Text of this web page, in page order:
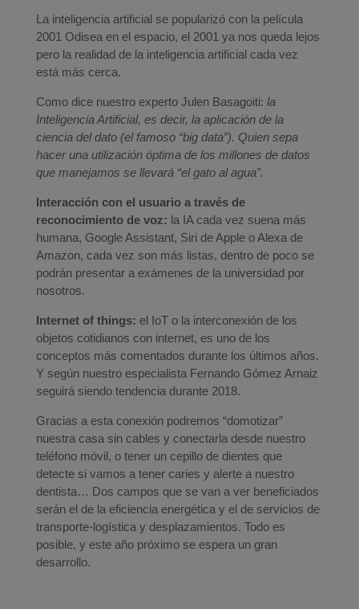
La inteligencia artificial se popularizó con la película
2001 Odisea en el espacio, el 2001 ya nos queda lejos
pero la realidad de la inteligencia artificial cada vez
está más cerca.
Como dice nuestro experto Julen Basagoiti: la
Inteligencia Artificial, es decir, la aplicación de la
ciencia del dato (el famoso “big data”). Quien sepa
hacer una utilización óptima de los millones de datos
que manejamos se llevará “el gato al agua”.
Interacción con el usuario a través de
reconocimiento de voz: la IA cada vez suena más
humana, Google Assistant, Siri de Apple o Alexa de
Amazon, cada vez son más listas, dentro de poco se
podrán presentar a exámenes de la universidad por
nosotros.
Internet of things: el IoT o la interconexión de los
objetos cotidianos con internet, es uno de los
conceptos más comentados durante los últimos años.
Y según nuestro especialista Fernando Gómez Arnaiz
seguirá siendo tendencia durante 2018.
Gracias a esta conexión podremos “domotizar”
nuestra casa sin cables y conectarla desde nuestro
teléfono móvil, o tener un cepillo de dientes que
detecte si vamos a tener caries y alerte a nuestro
dentista… Dos campos que se van a ver beneficiados
serán el de la eficiencia energética y el de servicios de
transporte-logística y desplazamientos. Todo es
posible, y este año próximo se espera un gran
desarrollo.